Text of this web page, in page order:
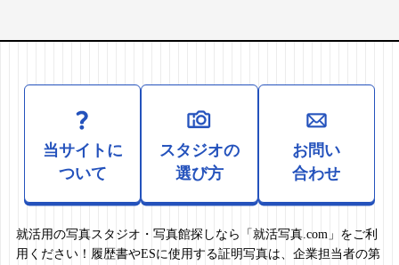
当サイトに
ついて
スタジオの
選び方
お問い
合わせ
就活用の写真スタジオ・写真館探しなら「就活写真.com」をご利
用ください！履歴書やESに使用する証明写真は、企業担当者の第